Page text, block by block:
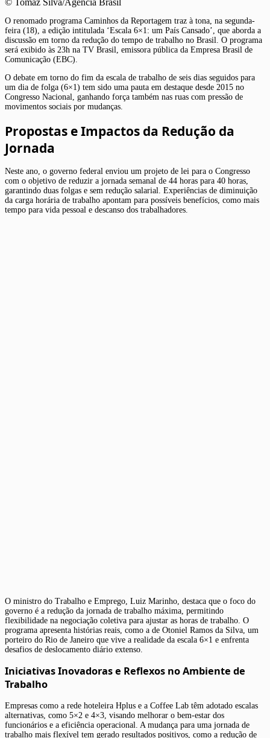
© Tomaz Silva/Agência Brasil
O renomado programa Caminhos da Reportagem traz à tona, na segunda-
feira (18), a edição intitulada ‘Escala 6×1: um País Cansado’, que aborda a
discussão em torno da redução do tempo de trabalho no Brasil. O programa
será exibido às 23h na TV Brasil, emissora pública da Empresa Brasil de
Comunicação (EBC).
O debate em torno do fim da escala de trabalho de seis dias seguidos para
um dia de folga (6×1) tem sido uma pauta em destaque desde 2015 no
Congresso Nacional, ganhando força também nas ruas com pressão de
movimentos sociais por mudanças.
Propostas e Impactos da Redução da
Jornada
Neste ano, o governo federal enviou um projeto de lei para o Congresso
com o objetivo de reduzir a jornada semanal de 44 horas para 40 horas,
garantindo duas folgas e sem redução salarial. Experiências de diminuição
da carga horária de trabalho apontam para possíveis benefícios, como mais
tempo para vida pessoal e descanso dos trabalhadores.
O ministro do Trabalho e Emprego, Luiz Marinho, destaca que o foco do
governo é a redução da jornada de trabalho máxima, permitindo
flexibilidade na negociação coletiva para ajustar as horas de trabalho. O
programa apresenta histórias reais, como a de Otoniel Ramos da Silva, um
porteiro do Rio de Janeiro que vive a realidade da escala 6×1 e enfrenta
desafios de deslocamento diário extenso.
Iniciativas Inovadoras e Reflexos no Ambiente de
Trabalho
Empresas como a rede hoteleira Hplus e a Coffee Lab têm adotado escalas
alternativas, como 5×2 e 4×3, visando melhorar o bem-estar dos
funcionários e a eficiência operacional. A mudança para uma jornada de
trabalho mais flexível tem gerado resultados positivos, como a redução de